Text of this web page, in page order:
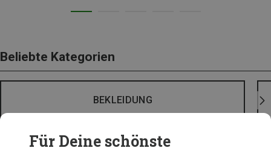
Beliebte Kategorien
BEKLEIDUNG
Für Deine schönste